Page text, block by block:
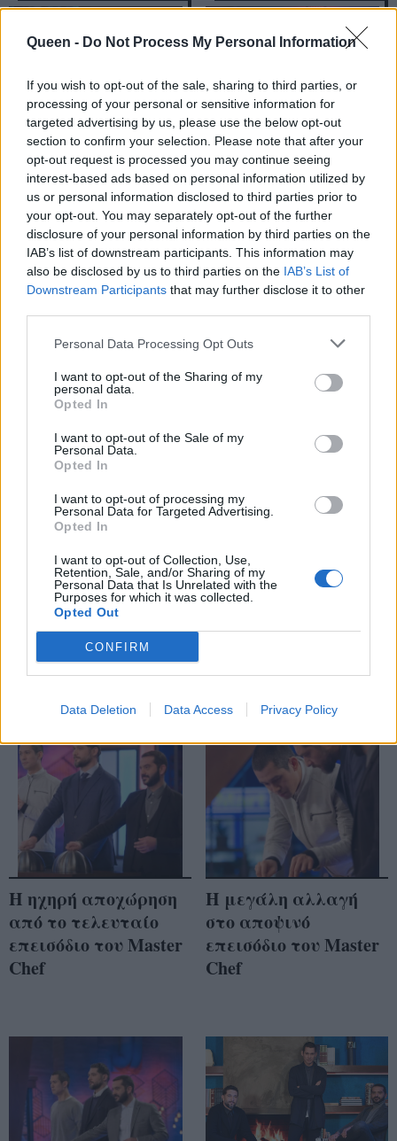
Queen - Do Not Process My Personal Information
If you wish to opt-out of the sale, sharing to third parties, or
processing of your personal or sensitive information for
targeted advertising by us, please use the below opt-out
section to confirm your selection. Please note that after your
opt-out request is processed you may continue seeing
interest-based ads based on personal information utilized by
us or personal information disclosed to third parties prior to
your opt-out. You may separately opt-out of the further
disclosure of your personal information by third parties on the
IAB’s list of downstream participants. This information may
also be disclosed by us to third parties on the IAB’s List of
Downstream Participants that may further disclose it to other
Personal Data Processing Opt Outs
I want to opt-out of the Sharing of my
personal data.
Opted In
I want to opt-out of the Sale of my
Personal Data.
Opted In
I want to opt-out of processing my
Personal Data for Targeted Advertising.
Opted In
I want to opt-out of Collection, Use,
Retention, Sale, and/or Sharing of my
Personal Data that Is Unrelated with the
Purposes for which it was collected.
Opted Out
CONFIRM
Data Deletion Data Access Privacy Policy
Απίθανα tweets για
την αποχώρηση του
Χάμπου από το
Master Chef 3
Μεγάλη και η
αποψινή αποχώρηση
του Master Chef
Πανηγύρι στο Twitter
με τα σχόλια για την
αποχώρηση του
Τάσου από την κλίκα
του Master Chef
ή Τάσος; Ποιός
αποχώρησε από το
Master Chef 3
Η ηχηρή αποχώρηση
από το τελευταίο
επεισόδιο του Master
Chef
Η μεγάλη αλλαγή
στο αποψινό
επεισόδιο του Master
Chef